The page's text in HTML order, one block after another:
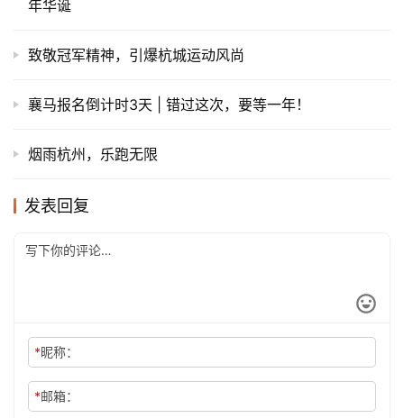
年华诞
致敬冠军精神，引爆杭城运动风尚
襄马报名倒计时3天 | 错过这次，要等一年！
烟雨杭州，乐跑无限
发表回复
*昵称：
*邮箱：